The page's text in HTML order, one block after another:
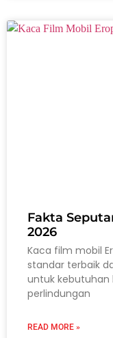
Fakta
2026
Kaca film mobil
standar terbaik
untuk kebutuhan
perlindungan
READ MORE »